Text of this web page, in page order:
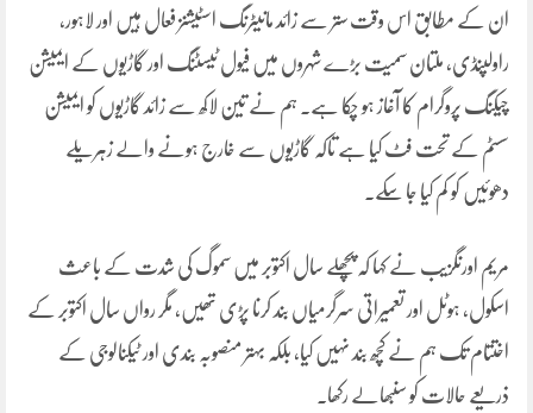
ان کے مطابق اس وقت ستر سے زائد مانیٹرنگ اسٹیشنز فعال ہیں اور لاہور،
راولپنڈی، ملتان سمیت بڑے شہروں میں فیول ٹیسٹنگ اور گاڑیوں کے ایمیشن
چیکنگ پروگرام کا آغاز ہو چکا ہے۔ ہم نے تین لاکھ سے زائد گاڑیوں کو ایمیشن
سسٹم کے تحت فٹ کیا ہے تاکہ گاڑیوں سے خارج ہونے والے زہریلے
دھوئیں کو کم کیا جا سکے۔
مریم اورنگزیب نے کہا کہ پچھلے سال اکتوبر میں سموگ کی شدت کے باعث
اسکول، ہوٹل اور تعمیراتی سرگرمیاں بند کرنا پڑی تھیں، مگر رواں سال اکتوبر کے
اختتام تک ہم نے کچھ بند نہیں کیا، بلکہ بہتر منصوبہ بندی اور ٹیکنالوجی کے
ذریعے حالات کو سنبھالے رکھا۔